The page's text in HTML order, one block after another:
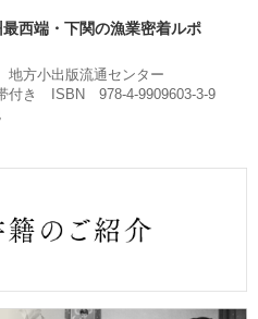
西端・下関の漁業密着ルポ
地方小出版流通センター
き ISBN 978-4-9909603-3-9